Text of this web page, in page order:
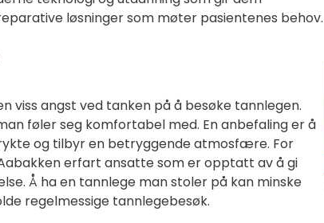
løsninger som møter pasientenes behov.
viss angst ved tanken på å besøke tannlegen.
føler seg komfortabel med. En anbefaling er å
og tilbyr en betryggende atmosfære. For
erfart ansatte som er opptatt av å gi
Å ha en tannlege man stoler på kan minske
regelmessige tannlegebesøk.